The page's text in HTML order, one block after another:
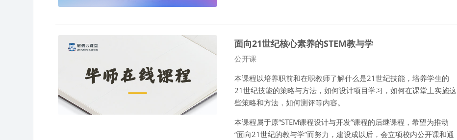
面向21世纪核心素养的STEM教与学
课程类别
公开课
本课程以培养职前和在职教师了解什么是21世纪技能，培养学生的
21世纪技能的策略与方法，如何设计项目学习，如何在课堂上实施这
些策略和方法，如何测评等内容。
本课程属于原“STEM课程设计与开发”课程的后继课程，希望为推动
“面向21世纪的教与学”而努力，建设成以后，会立项校内公开课和通